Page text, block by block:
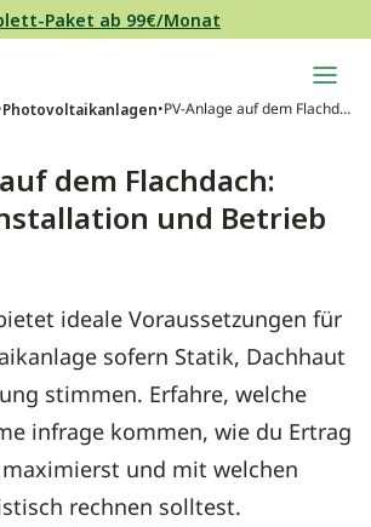
Paket ab 99€/Monat
Photovoltaikanlagen•PV-Anlage auf dem Flachda
dem Flachdach:
und Betrieb
ideale Voraussetzungen für
sofern Statik, Dachhaut
stimmen. Erfahre, welche
infrage kommen, wie du Ertrag
und mit welchen
rechnen solltest.